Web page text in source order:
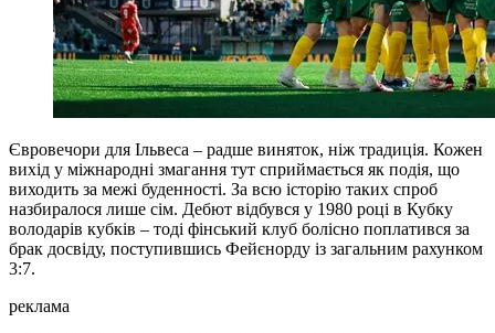
Євровечори для Ільвеса – радше виняток, ніж традиція. Кожен
вихід у міжнародні змагання тут сприймається як подія, що
виходить за межі буденності. За всю історію таких спроб
назбиралося лише сім. Дебют відбувся у 1980 році в Кубку
володарів кубків – тоді фінський клуб болісно поплатився за
брак досвіду, поступившись Фейєнорду із загальним рахунком
3:7.
реклама